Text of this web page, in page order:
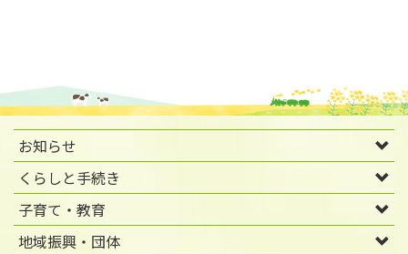
お知らせ
くらしと手続き
子育て・教育
地域振興・団体